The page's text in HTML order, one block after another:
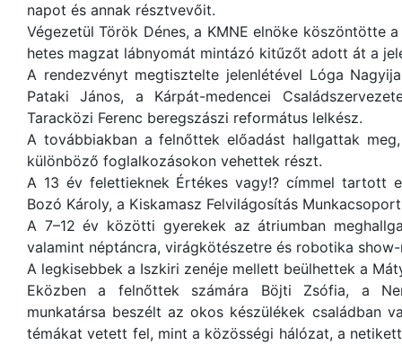
napot és annak résztvevőit.
Végezetül Török Dénes, a KMNE elnöke köszöntötte
hetes magzat lábnyomát mintázó kitűzőt adott át a
A rendezvényt megtisztelte jelenlétével Lóga
Pataki János, a Kárpát-medencei
Taracközi Ferenc beregszászi református lelkész.
A továbbiakban a felnőttek előadást hallgattak
különböző foglalkozásokon vehettek részt.
A 13 év felettieknek Értékes vagy!? címmel tartott
Bozó Károly, a Kiskamasz Felvilágosítás
A 7–12 év közötti gyerekek az átriumban
valamint néptáncra, virágkötészetre és robotika
A legkisebbek a Iszkiri zenéje mellett beülhettek a
Eközben a felnőttek számára Böjti Zsófia, a
munkatársa beszélt az okos készülékek családban
témákat vetett fel, mint a közösségi hálózat, a